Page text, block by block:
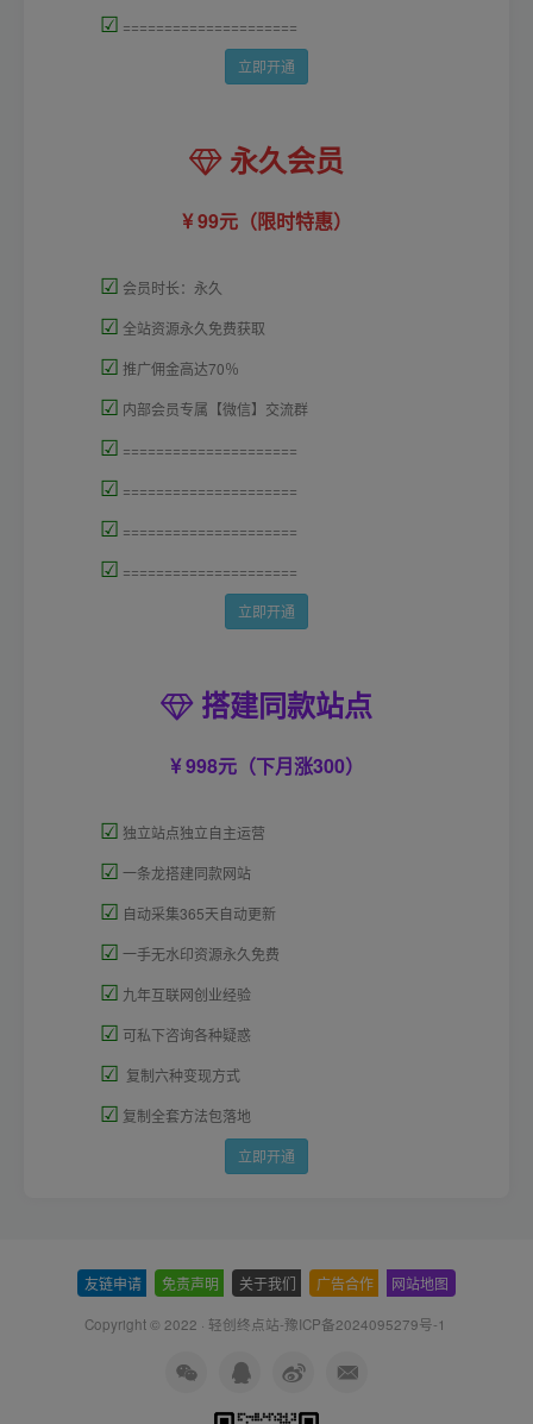
☑ =====================
立即开通
永久会员
99元（限时特惠）
☑ 会员时长：永久
☑ 全站资源永久免费获取
☑ 推广佣金高达70％
☑ 内部会员专属【微信】交流群
☑ =====================
☑ =====================
☑ =====================
☑ =====================
立即开通
搭建同款站点
998元（下月涨300）
☑ 独立站点独立自主运营
☑ 一条龙搭建同款网站
☑ 自动采集365天自动更新
☑ 一手无水印资源永久免费
☑ 九年互联网创业经验
☑ 可私下咨询各种疑惑
☑ 复制六种变现方式
☑ 复制全套方法包落地
立即开通
友链申请 免责声明 关于我们 广告合作 网站地图
Copyright © 2022 · 轻创终点站-豫ICP备2024095279号-1